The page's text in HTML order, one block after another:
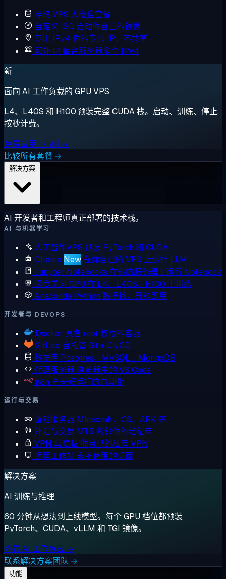
存储 VPS 大磁盘套餐
自定义 ISO 启动你自己的镜像
专用 IPv4 你的专属 IP，不共享
额外 IP 每台服务器多个 IPv4
新
面向 AI 工作负载的 GPU VPS
L4、L40S 和 H100,预装完整 CUDA 栈。启动、训练、停止,
按秒计费。
免费试用 1 小时 →
比较所有套餐 →
AI 开发者和工程师真正部署的技术栈。
AI 与机器学习
人工智能VPS 预装 PyTorch 和 CUDA
Ollama New在你自己的 VPS 上运行 LLM
Jupyter Notebooks 在你的服务器上运行 Notebook
深度学习 GPU 在 L4、L40S、H100 上训练
Anaconda Python 数据栈，开箱即用
开发者与 DEVOPS
Docker 具备 root 权限的容器
GitLab 自托管 Git + CI/CD
数据库 Postgres、MySQL、MongoDB
代码服务器 浏览器中的 VS Code
n8n 全天候运行的自动化
运行与交易
游戏服务器 Minecraft、CS、ARK 等
外汇与交易 MT5 紧邻你的经纪商
VPN 与隐私 你自己的私有 VPN
远程工作站 永不休眠的桌面
解决方案
AI 训练与推理
60 分钟从想法到上线模型。每个 GPU 档位都预装
PyTorch、CUDA、vLLM 和 TGI 镜像。
查看 AI 工作负载 →
联系解决方案团队 →